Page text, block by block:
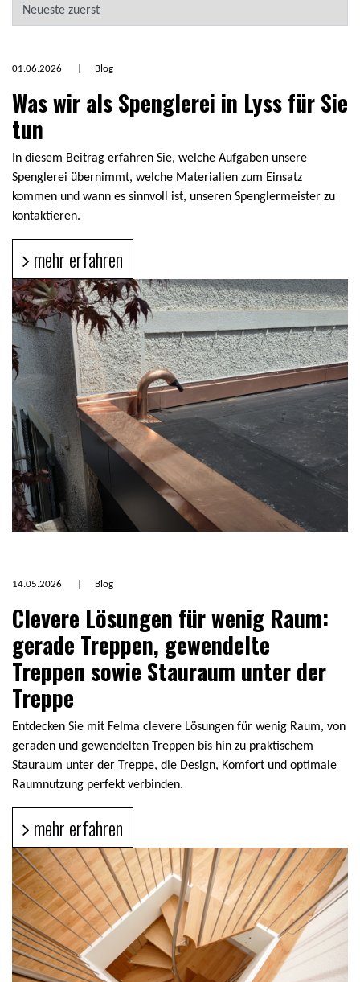
01.06.2026 Blog
Was wir als Spenglerei in Lyss für Sie
tun
In diesem Beitrag erfahren Sie, welche Aufgaben unsere
Spenglerei übernimmt, welche Materialien zum Einsatz
kommen und wann es sinnvoll ist, unseren Spenglermeister zu
kontaktieren.
mehr erfahren
14.05.2026 Blog
Clevere Lösungen für wenig Raum:
gerade Treppen, gewendelte
Treppen sowie Stauraum unter der
Treppe
Entdecken Sie mit Felma clevere Lösungen für wenig Raum, von
geraden und gewendelten Treppen bis hin zu praktischem
Stauraum unter der Treppe, die Design, Komfort und optimale
Raumnutzung perfekt verbinden.
mehr erfahren